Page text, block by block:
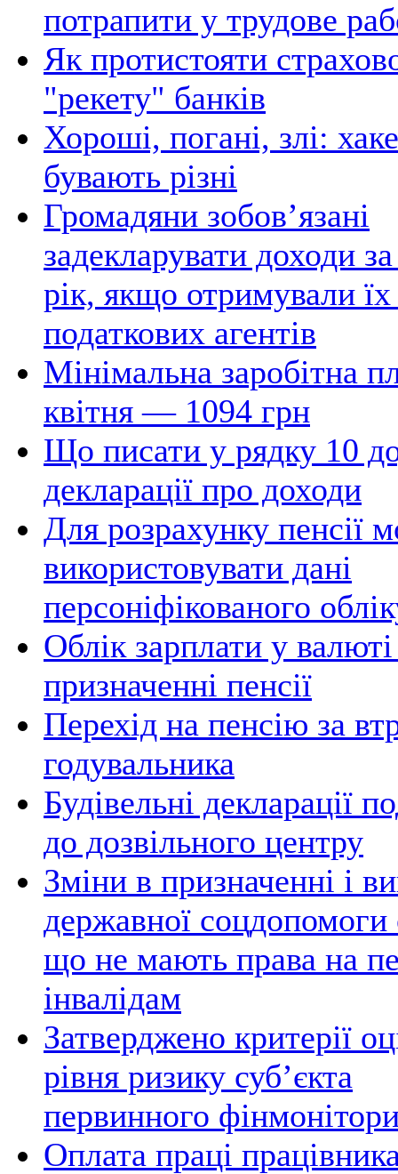
потрапити у трудове
Як протистояти
"рекету" банків
Хороші, погані, злі:
бувають різні
Громадяни зобов’язані
задекларувати доходи
рік, якщо отримували їх
податкових агентів
Мінімальна заробітна
квітня — 1094 грн
Що писати у рядку 10
декларації про доходи
Для розрахунку пенсії
використовувати дані
персоніфікованого
Облік зарплати у
призначенні пенсії
Перехід на пенсію за
годувальника
Будівельні декларації
до дозвільного центру
Зміни в призначенні і
державної
що не мають права на
інвалідам
Затверджено критерії
рівня ризику суб’єкта
первинного
Оплата праці